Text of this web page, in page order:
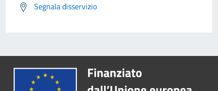
Segnala disservizio